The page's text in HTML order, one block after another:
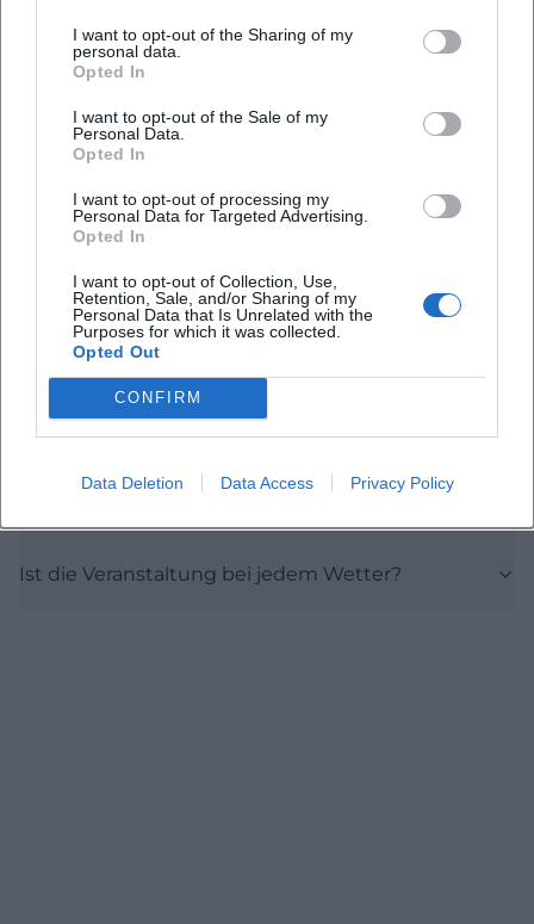
I want to opt-out of the Sharing of my
personal data.
Opted In
I want to opt-out of the Sale of my
Personal Data.
Opted In
I want to opt-out of processing my
Personal Data for Targeted Advertising.
Opted In
I want to opt-out of Collection, Use,
Retention, Sale, and/or Sharing of my
Personal Data that Is Unrelated with the
Purposes for which it was collected.
Opted Out
CONFIRM
Data Deletion Data Access Privacy Policy
Häufig gestellte Fragen
Wann beginnt das Konzert?
Wo findet das Konzert statt?
Wie viel kostet der Eintritt?
Ist die Veranstaltung bei jedem Wetter?